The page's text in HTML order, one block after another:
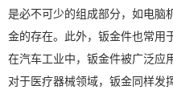
是必不可少的组成部分，如电脑
金的存在。此外，钣金件也常用
在汽车工业中，钣金件被广泛应
对于医疗器械领域，钣金同样发